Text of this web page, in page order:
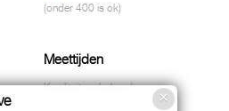
(onder 400 is ok)
Meettijden
Kwaliteit: onbekend
Temp: 5 augustus, 20:10